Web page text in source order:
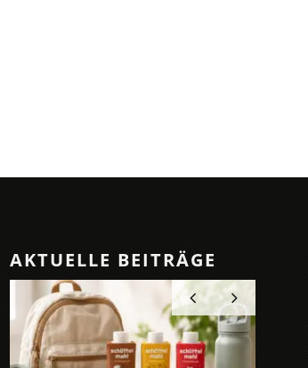
AKTUELLE BEITRÄGE